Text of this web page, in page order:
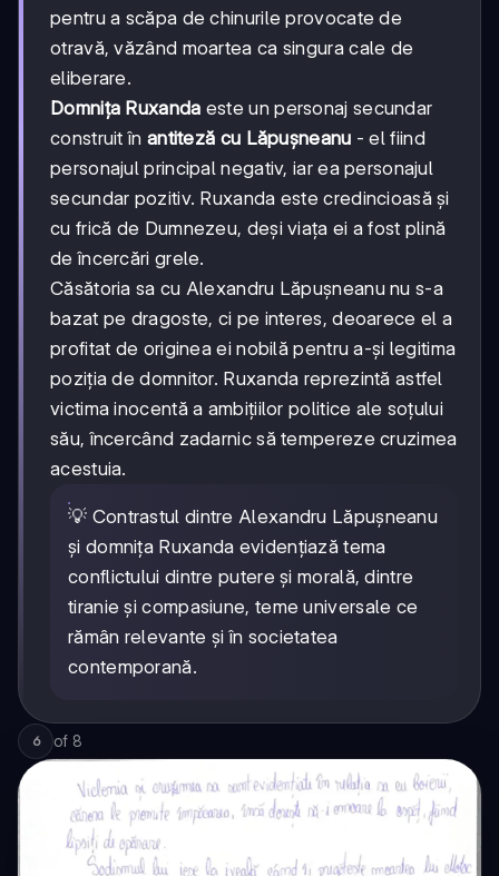
pentru a scăpa de chinurile provocate de
otravă, văzând moartea ca singura cale de
eliberare.
Domnița Ruxanda este un personaj secundar
construit în antiteză cu Lăpușneanu - el fiind
personajul principal negativ, iar ea personajul
secundar pozitiv. Ruxanda este credincioasă și
cu frică de Dumnezeu, deși viața ei a fost plină
de încercări grele.
Căsătoria sa cu Alexandru Lăpușneanu nu s-a
bazat pe dragoste, ci pe interes, deoarece el a
profitat de originea ei nobilă pentru a-și legitima
poziția de domnitor. Ruxanda reprezintă astfel
victima inocentă a ambițiilor politice ale soțului
său, încercând zadarnic să tempereze cruzimea
acestuia.
💡 Contrastul dintre Alexandru Lăpușneanu
și domnița Ruxanda evidențiază tema
conflictului dintre putere și morală, dintre
tiranie și compasiune, teme universale ce
rămân relevante și în societatea
contemporană.
6 of 8